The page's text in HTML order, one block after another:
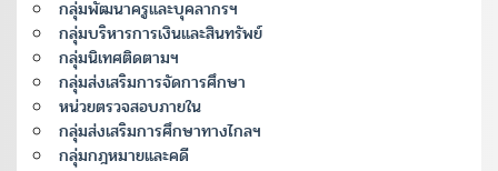
กลุ่มพัฒนาครูและบุคลากรฯ
กลุ่มบริหารการเงินและสินทรัพย์
กลุ่มนิเทศติดตามฯ
กลุ่มส่งเสริมการจัดการศึกษา
หน่วยตรวจสอบภายใน
กลุ่มส่งเสริมการศึกษาทางไกลฯ
กลุ่มกฎหมายและคดี